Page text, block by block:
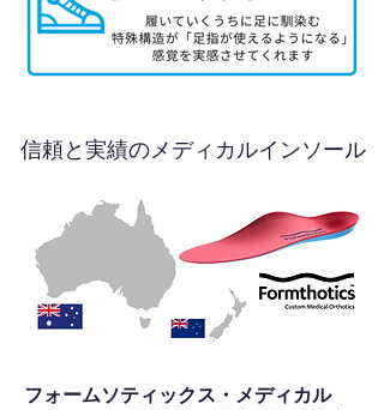
信頼と実績のメディカルインソール
フォームソティックス・メディカル